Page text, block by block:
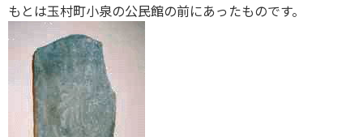
もとは玉村町小泉の公民館の前にあったものです。